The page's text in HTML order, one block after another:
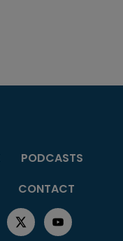
PODCASTS
CONTACT